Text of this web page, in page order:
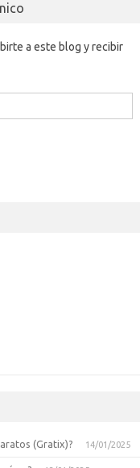
a este blog y recibir
(Gratix)? 14/01/2025